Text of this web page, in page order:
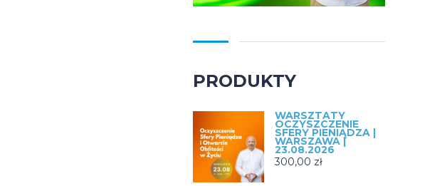
PRODUKTY
WARSZTATY
OCZYSZCZENIE
SFERY PIENIĄDZA |
WARSZAWA |
23.08.2026
300,00 zł